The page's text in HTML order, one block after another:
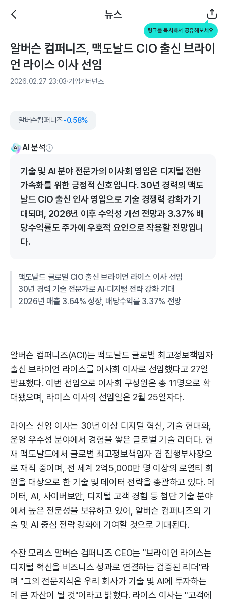
뉴스
링크를 복사해서 공유해보세요
알버슨 컴퍼니즈, 맥도날드 CIO 출신 브라이
언 라이스 이사 선임
2026.02.27 23:03 기업거버넌스
알버슨컴퍼니즈-0.58%
AI 분석
기술 및 AI 분야 전문가의 이사회 영입은 디지털 전환
가속화를 위한 긍정적 신호입니다. 30년 경력의 맥도
날드 CIO 출신 인사 영입으로 기술 경쟁력 강화가 기
대되며, 2026년 이후 수익성 개선 전망과 3.37% 배
당수익률도 주가에 우호적 요인으로 작용할 전망입니
다.
맥도날드 글로벌 CIO 출신 브라이언 라이스 이사 선임
30년 경력 기술 전문가로 AI·디지털 전략 강화 기대
2026년 매출 3.64% 성장, 배당수익률 3.37% 전망
알버슨 컴퍼니즈(ACI)는 맥도날드 글로벌 최고정보책임자
출신 브라이언 라이스를 이사회 이사로 선임했다고 27일
발표했다. 이번 선임으로 이사회 구성원은 총 11명으로 확
대됐으며, 라이스 이사의 선임일은 2월 25일자다.
라이스 신임 이사는 30년 이상 디지털 혁신, 기술 현대화,
운영 우수성 분야에서 경험을 쌓은 글로벌 기술 리더다. 현
재 맥도날드에서 글로벌 최고정보책임자 겸 집행부사장으
로 재직 중이며, 전 세계 2억5,000만 명 이상의 로열티 회
원을 대상으로 한 기술 및 데이터 전략을 총괄하고 있다. 데
이터, AI, 사이버보안, 디지털 고객 경험 등 첨단 기술 분야
에서 높은 전문성을 보유하고 있어, 알버슨 컴퍼니즈의 기
술 및 AI 중심 전략 강화에 기여할 것으로 기대된다.
수잔 모리스 알버슨 컴퍼니즈 CEO는 "브라이언 라이스는
디지털 혁신을 비즈니스 성과로 연결하는 검증된 리더"라
며 "그의 전문지식은 우리 회사가 기술 및 AI에 투자하는
데 큰 자산이 될 것"이라고 밝혔다. 라이스 이사는 "고객에